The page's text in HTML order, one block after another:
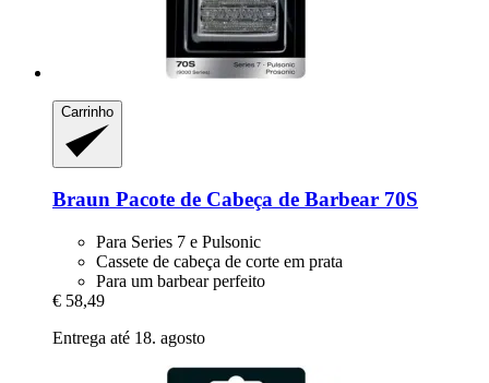
Carrinho
Braun Pacote de Cabeça de Barbear 70S
Para Series 7 e Pulsonic
Cassete de cabeça de corte em prata
Para um barbear perfeito
€ 58,49
Entrega até 18. agosto